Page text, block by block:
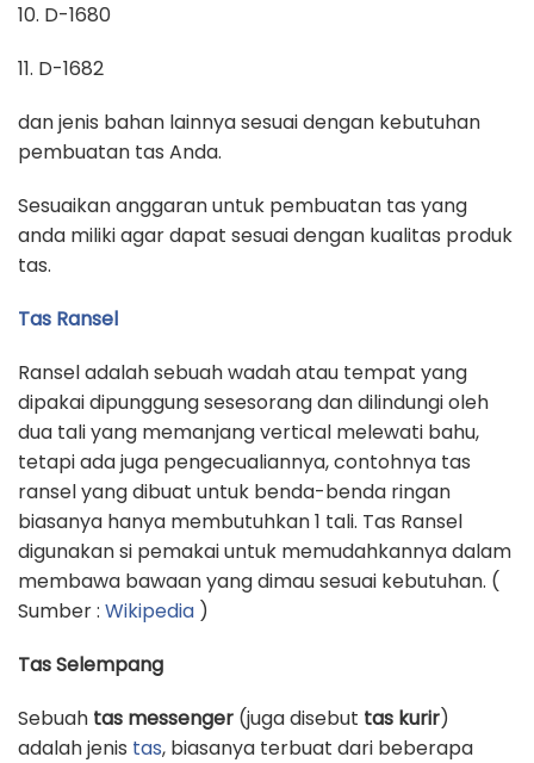
10. D-1680
11. D-1682
dan jenis bahan lainnya sesuai dengan kebutuhan
pembuatan tas Anda.
Sesuaikan anggaran untuk pembuatan tas yang
anda miliki agar dapat sesuai dengan kualitas produk
tas.
Tas Ransel
Ransel adalah sebuah wadah atau tempat yang
dipakai dipunggung sesesorang dan dilindungi oleh
dua tali yang memanjang vertical melewati bahu,
tetapi ada juga pengecualiannya, contohnya tas
ransel yang dibuat untuk benda-benda ringan
biasanya hanya membutuhkan 1 tali. Tas Ransel
digunakan si pemakai untuk memudahkannya dalam
membawa bawaan yang dimau sesuai kebutuhan. (
Sumber : Wikipedia )
Tas Selempang
Sebuah tas messenger (juga disebut tas kurir)
adalah jenis tas, biasanya terbuat dari beberapa